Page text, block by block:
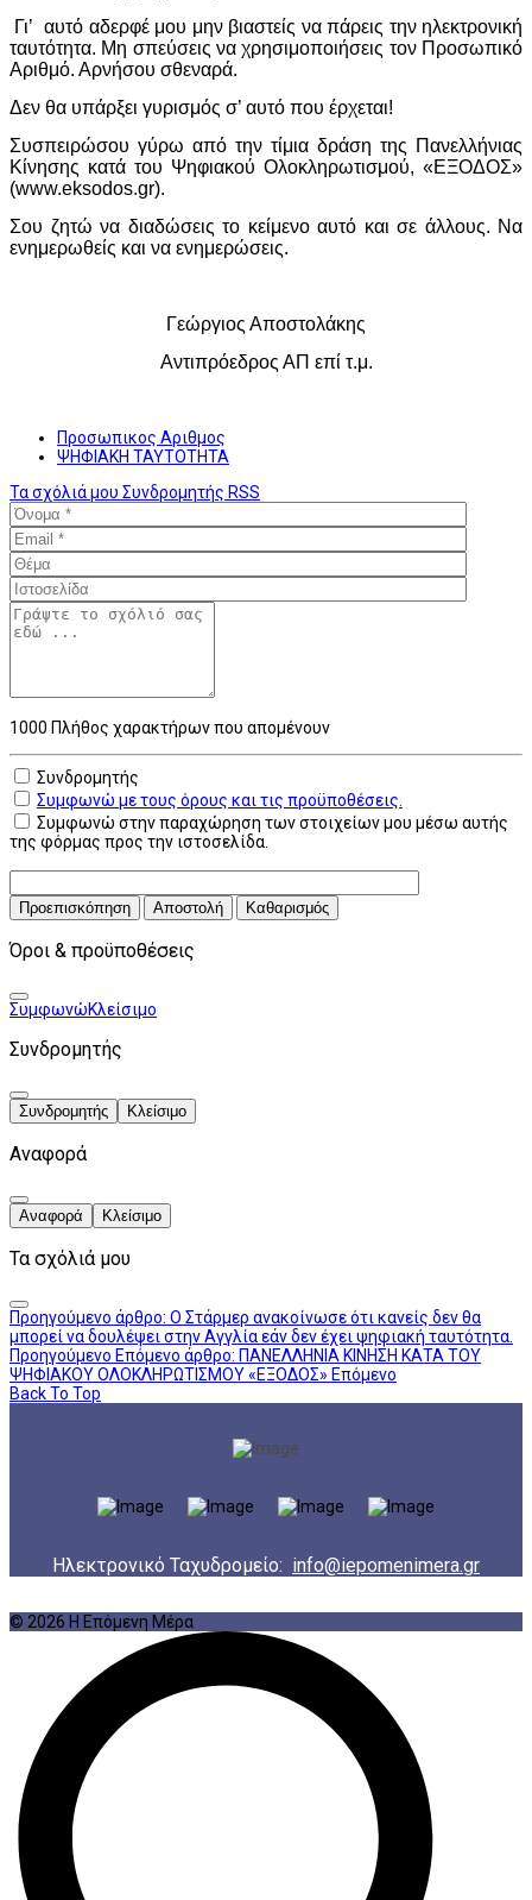
Γι’ αυτό αδερφέ μου μην βιαστείς να πάρεις την ηλεκτρονική
ταυτότητα. Μη σπεύσεις να χρησιμοποιήσεις τον Προσωπικό
Αριθμό. Αρνήσου σθεναρά.
Δεν θα υπάρξει γυρισμός σ’ αυτό που έρχεται!
Συσπειρώσου γύρω από την τίμια δράση της Πανελλήνιας
Κίνησης κατά του Ψηφιακού Ολοκληρωτισμού, «ΕΞΟΔΟΣ»
(www.eksodos.gr).
Σου ζητώ να διαδώσεις το κείμενο αυτό και σε άλλους. Να
ενημερωθείς και να ενημερώσεις.
Γεώργιος Αποστολάκης
Αντιπρόεδρος ΑΠ επί τ.μ.
Προσωπικος Αριθμος
ΨΗΦΙΑΚΗ ΤΑΥΤΟΤΗΤΑ
Τα σχόλιά μου Συνδρομητής RSS
1000 Πλήθος χαρακτήρων που απομένουν
Συνδρομητής
Συμφωνώ με τους όρους και τις προϋποθέσεις.
Συμφωνώ στην παραχώρηση των στοιχείων μου μέσω αυτής
της φόρμας προς την ιστοσελίδα.
Προεπισκόπηση Αποστολή Καθαρισμός
Όροι & προϋποθέσεις
ΣυμφωνώΚλείσιμο
Συνδρομητής
Συνδρομητής Κλείσιμο
Αναφορά
Αναφορά Κλείσιμο
Τα σχόλιά μου
Προηγούμενο άρθρο: Ο Στάρμερ ανακοίνωσε ότι κανείς δεν θα
μπορεί να δουλέψει στην Αγγλία εάν δεν έχει ψηφιακή ταυτότητα.
Προηγούμενο Επόμενο άρθρο: ΠΑΝΕΛΛΗΝΙΑ ΚΙΝΗΣΗ ΚΑΤΑ ΤΟΥ
ΨΗΦΙΑΚΟΥ ΟΛΟΚΛΗΡΩΤΙΣΜΟΥ «ΕΞΟΔΟΣ» Επόμενο
Back To Top
Ηλεκτρονικό Ταχυδρομείο: info@iepomenimera.gr
© 2026 Η Επόμενη Μέρα